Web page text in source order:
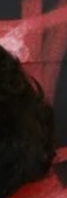
du monde, street-art,